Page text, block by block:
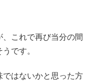
これで再び当分の間
です。
はないかと思った方